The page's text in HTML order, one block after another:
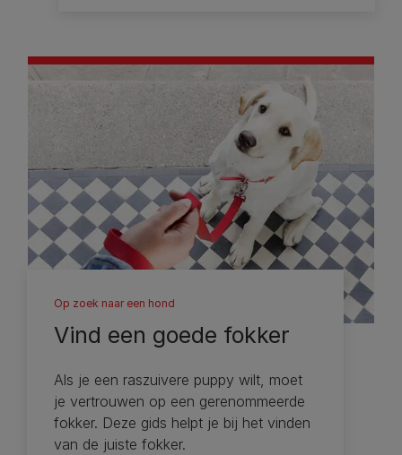
Op zoek naar een hond
Vind een goede fokker
Als je een raszuivere puppy wilt, moet
je vertrouwen op een gerenommeerde
fokker. Deze gids helpt je bij het vinden
van de juiste fokker.